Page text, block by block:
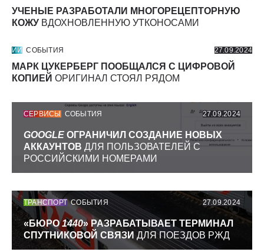
УЧЕНЫЕ РАЗРАБОТАЛИ МНОГОРЕЦЕПТОРНУЮ
КОЖУ ВДОХНОВЛЕННУЮ УТКОНОСАМИ
ИИ СОБЫТИЯ 27.09.2024
МАРК ЦУКЕРБЕРГ ПООБЩАЛСЯ С ЦИФРОВОЙ
КОПИЕЙ ОРИГИНАЛ СТОЯЛ РЯДОМ
СЕРВИСЫ СОБЫТИЯ 27.09.2024
GOOGLE ОГРАНИЧИЛ СОЗДАНИЕ НОВЫХ
АККАУНТОВ ДЛЯ ПОЛЬЗОВАТЕЛЕЙ С
РОССИЙСКИМИ НОМЕРАМИ
ТРАНСПОРТ СОБЫТИЯ 27.09.2024
«БЮРО1440» РАЗРАБАТЫВАЕТ ТЕРМИНАЛ
СПУТНИКОВОЙ СВЯЗИ ДЛЯ ПОЕЗДОВ РЖД